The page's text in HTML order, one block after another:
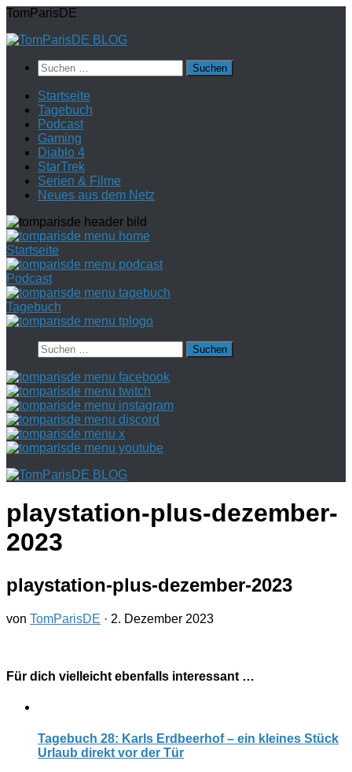
Zum
springen
TomParisDE
Suchen
nach:
Startseite
Tagebuch
Podcast
Gaming
Diablo 4
StarTrek
Serien & Filme
Neues aus dem Netz
Startseite
Podcast
Tagebuch
Suchen
nach:
playstation-plus-dezember-
2023
playstation-plus-dezember-2023
von TomParisDE · 2. Dezember 2023
Für dich vielleicht ebenfalls interessant …
Tagebuch 28: Karls Erdbeerhof – ein kleines Stück
Urlaub direkt vor der Tür